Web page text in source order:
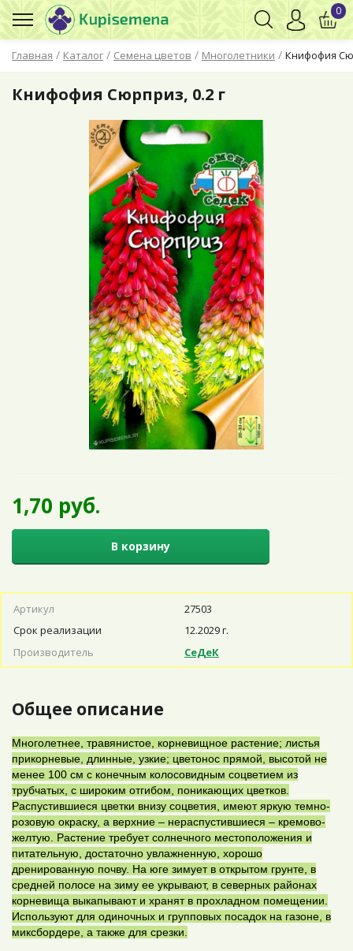
Главная / Каталог / Семена цветов / Многолетники / Книфофия
0
Книфофия Сюрприз, 0.2 г
1,70 руб.
В корзину
Артикул
27503
Срок реализации
12.2029 г.
Производитель
СеДеК
Общее описание
Многолетнее, травянистое, корневищное растение; листья
прикорневые, длинные, узкие; цветонос прямой, высотой не
менее 100 см с конечным колосовидным соцветием из
трубчатых, с широким отгибом, поникающих цветков.
Распустившиеся цветки внизу соцветия, имеют яркую темно-
розовую окраску, а верхние – нераспустившиеся – кремово-
желтую. Растение требует солнечного местоположения и
питательную, достаточно увлажненную, хорошо
дренированную почву. На юге зимует в открытом грунте, в
средней полосе на зиму ее укрывают, в северных районах
корневища выкапывают и хранят в прохладном помещении.
Используют для одиночных и групповых посадок на газоне, в
миксбордере, а также для срезки.